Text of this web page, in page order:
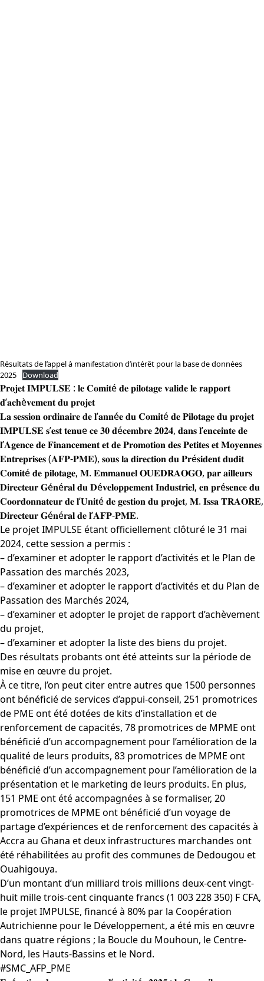
Résultats de l’appel à manifestation d’intérêt pour la base de données
2025
Download
𝐏𝐫𝐨𝐣𝐞𝐭 𝐈𝐌𝐏𝐔𝐋𝐒𝐄 : 𝐥𝐞 𝐂𝐨𝐦𝐢𝐭é 𝐝𝐞 𝐩𝐢𝐥𝐨𝐭𝐚𝐠𝐞 𝐯𝐚𝐥𝐢𝐝𝐞 𝐥𝐞 𝐫𝐚𝐩𝐩𝐨𝐫𝐭
𝐝’𝐚𝐜𝐡è𝐯𝐞𝐦𝐞𝐧𝐭 𝐝𝐮 𝐩𝐫𝐨𝐣𝐞𝐭
𝐋𝐚 𝐬𝐞𝐬𝐬𝐢𝐨𝐧 𝐨𝐫𝐝𝐢𝐧𝐚𝐢𝐫𝐞 𝐝𝐞 𝐥’𝐚𝐧𝐧é𝐞 𝐝𝐮 𝐂𝐨𝐦𝐢𝐭é 𝐝𝐞 𝐏𝐢𝐥𝐨𝐭𝐚𝐠𝐞 𝐝𝐮 𝐩𝐫𝐨𝐣𝐞𝐭
𝐈𝐌𝐏𝐔𝐋𝐒𝐄 𝐬’𝐞𝐬𝐭 𝐭𝐞𝐧𝐮e 𝐜𝐞 𝟑𝟎 𝐝é𝐜𝐞𝐦𝐛𝐫𝐞 𝟐𝟎𝟐𝟒, 𝐝𝐚𝐧𝐬 𝐥’𝐞𝐧𝐜𝐞𝐢𝐧𝐭𝐞 𝐝𝐞
𝐥’𝐀𝐠𝐞𝐧𝐜𝐞 𝐝𝐞 𝐅𝐢𝐧𝐚𝐧𝐜𝐞𝐦𝐞𝐧𝐭 𝐞𝐭 𝐝𝐞 𝐏𝐫𝐨𝐦𝐨𝐭𝐢𝐨𝐧 𝐝𝐞𝐬 𝐏𝐞𝐭𝐢𝐭𝐞𝐬 𝐞𝐭 𝐌𝐨𝐲𝐞𝐧𝐧𝐞𝐬
𝐄𝐧𝐭𝐫𝐞𝐩𝐫𝐢𝐬𝐞𝐬 (𝐀𝐅𝐏-𝐏𝐌𝐄), 𝐬𝐨𝐮𝐬 𝐥𝐚 𝐝𝐢𝐫𝐞𝐜𝐭𝐢𝐨𝐧 𝐝𝐮 𝐏𝐫é𝐬𝐢𝐝𝐞𝐧𝐭 𝐝𝐮𝐝𝐢𝐭
𝐂𝐨𝐦𝐢𝐭é 𝐝𝐞 𝐩𝐢𝐥𝐨𝐭𝐚𝐠𝐞, 𝐌. 𝐄𝐦𝐦𝐚𝐧𝐮𝐞𝐥 𝐎𝐔𝐄𝐃𝐑𝐀𝐎𝐆𝐎, 𝐩𝐚𝐫 𝐚𝐢𝐥𝐥𝐞𝐮𝐫𝐬
𝐃𝐢𝐫𝐞𝐜𝐭𝐞𝐮𝐫 𝐆é𝐧é𝐫𝐚𝐥 𝐝𝐮 𝐃é𝐯𝐞𝐥𝐨𝐩𝐩𝐞𝐦𝐞𝐧𝐭 𝐈𝐧𝐝𝐮𝐬𝐭𝐫𝐢𝐞𝐥, 𝐞𝐧 𝐩𝐫é𝐬𝐞𝐧𝐜𝐞 𝐝𝐮
𝐂𝐨𝐨𝐫𝐝𝐨𝐧𝐧𝐚𝐭𝐞𝐮𝐫 𝐝𝐞 𝐥’𝐔𝐧𝐢𝐭é 𝐝𝐞 𝐠𝐞𝐬𝐭𝐢𝐨𝐧 𝐝𝐮 𝐩𝐫𝐨𝐣𝐞𝐭, 𝐌. 𝐈𝐬𝐬𝐚 𝐓𝐑𝐀𝐎𝐑𝐄,
𝐃𝐢𝐫𝐞𝐜𝐭𝐞𝐮𝐫 𝐆é𝐧é𝐫𝐚𝐥 𝐝𝐞 𝐥’𝐀𝐅𝐏-𝐏𝐌𝐄.
Le projet IMPULSE étant officiellement clôturé le 31 mai
2024, cette session a permis :
– d’examiner et adopter le rapport d’activités et le Plan de
Passation des marchés 2023,
– d’examiner et adopter le rapport d’activités et du Plan de
Passation des Marchés 2024,
– d’examiner et adopter le projet de rapport d’achèvement
du projet,
– d’examiner et adopter la liste des biens du projet.
Des résultats probants ont été atteints sur la période de
mise en œuvre du projet.
À ce titre, l’on peut citer entre autres que 1500 personnes
ont bénéficié de services d’appui-conseil, 251 promotrices
de PME ont été dotées de kits d’installation et de
renforcement de capacités, 78 promotrices de MPME ont
bénéficié d’un accompagnement pour l’amélioration de la
qualité de leurs produits, 83 promotrices de MPME ont
bénéficié d’un accompagnement pour l’amélioration de la
présentation et le marketing de leurs produits. En plus,
151 PME ont été accompagnées à se formaliser, 20
promotrices de MPME ont bénéficié d’un voyage de
partage d’expériences et de renforcement des capacités à
Accra au Ghana et deux infrastructures marchandes ont
été réhabilitées au profit des communes de Dedougou et
Ouahigouya.
D’un montant d’un milliard trois millions deux-cent vingt-
huit mille trois-cent cinquante francs (1 003 228 350) F CFA,
le projet IMPULSE, financé à 80% par la Coopération
Autrichienne pour le Développement, a été mis en œuvre
dans quatre régions ; la Boucle du Mouhoun, le Centre-
Nord, les Hauts-Bassins et le Nord.
#SMC_AFP_PME